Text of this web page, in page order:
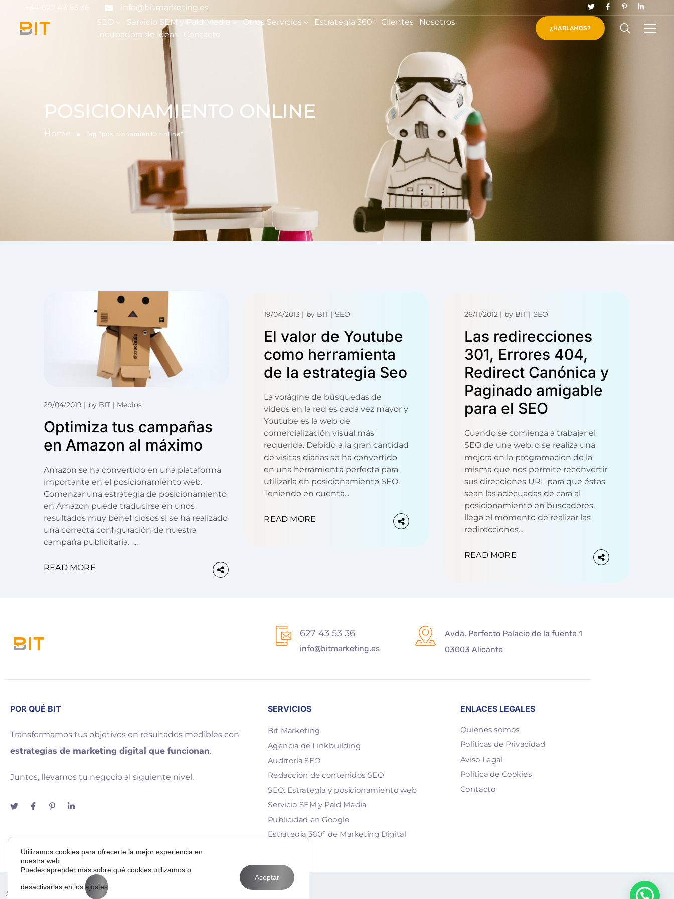
+34 627 43 53 36
info@bitmarketing.es
SEO
Servicio SEM y Paid Media Otros Servicios Estrategia 360º Clientes
Nosotros
Incubadora de ideas
Contacto
¿HABLAMOS?
POSICIONAMIENTO ONLINE
Home Tag "posicionamiento online"
29/04/2019 by BIT Medios
Optimiza tus campañas
en Amazon al máximo
Amazon se ha convertido en una plataforma
importante en el posicionamiento web.
Comenzar una estrategia de posicionamiento
en Amazon puede traducirse en unos
resultados muy beneficiosos si se ha realizado
una correcta configuración de nuestra
campaña publicitaria. ...
READ MORE
19/04/2013 by BIT SEO
El valor de Youtube
como herramienta
de la estrategia Seo
La vorágine de búsquedas de
videos en la red es cada vez mayor y
Youtube es la web de
comercialización visual más
requerida. Debido a la gran cantidad
de visitas diarias se ha convertido
en una herramienta perfecta para
utilizarla en posicionamiento SEO.
Teniendo en cuenta...
READ MORE
26/11/2012 by BIT SEO
Las redirecciones
301, Errores 404,
Redirect Canónica y
Paginado amigable
para el SEO
Cuando se comienza a trabajar el
SEO de una web, o se realiza una
mejora en la programación de la
misma que nos permite reconvertir
sus direcciones URL para que éstas
sean las adecuadas de cara al
posicionamiento en buscadores,
llega el momento de realizar las
redirecciones....
READ MORE
627 43 53 36
info@bitmarketing.es
Avda. Perfecto Palacio de la fuente 1
03003 Alicante
POR QUÉ BIT
Transformamos tus objetivos en resultados medibles con
estrategias de marketing digital que funcionan.
Juntos, llevamos tu negocio al siguiente nivel.
SERVICIOS
Bit Marketing
Agencia de Linkbuilding
Auditoría SEO
Redacción de contenidos SEO
SEO. Estrategia y posicionamiento web
Servicio SEM y Paid Media
Publicidad en Google
Estrategia 360º de Marketing Digital
ENLACES LEGALES
Quienes somos
Políticas de Privacidad
Aviso Legal
Política de Cookies
Contacto
© 2025 — Bit Way To Human Slu. desarrollado por
Utilizamos cookies para ofrecerte la mejor experiencia en
nuestra web.
Puedes aprender más sobre qué cookies utilizamos o
desactivarlas en los ajustes
Aceptar